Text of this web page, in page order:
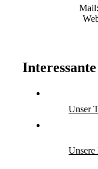
Mail:
Unser